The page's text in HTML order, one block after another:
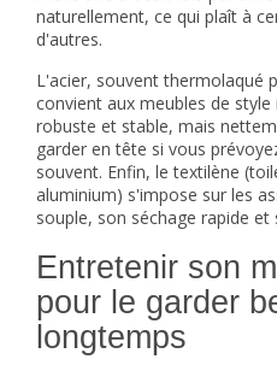
naturellement, ce qui plaît à
d'autres.
L'acier, souvent thermolaqué
convient aux meubles de
robuste et stable, mais
garder en tête si vous
souvent. Enfin, le textilène
aluminium) s'impose sur les
souple, son séchage rapide et
Entretenir son
pour le garder
longtemps